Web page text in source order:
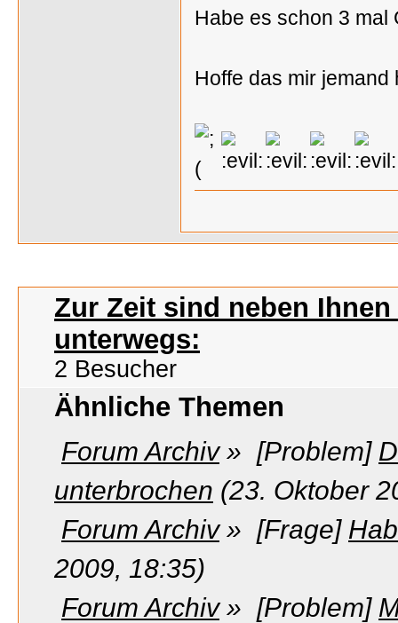
Habe es schon 3 mal
Hoffe das mir jemand
Zur Zeit sind neben
unterwegs:
2 Besucher
Ähnliche Themen
Forum Archiv» [Problem]
unterbrochen (23. Oktober
Forum Archiv» [Frage]
2009, 18:35)
Forum Archiv» [Problem]